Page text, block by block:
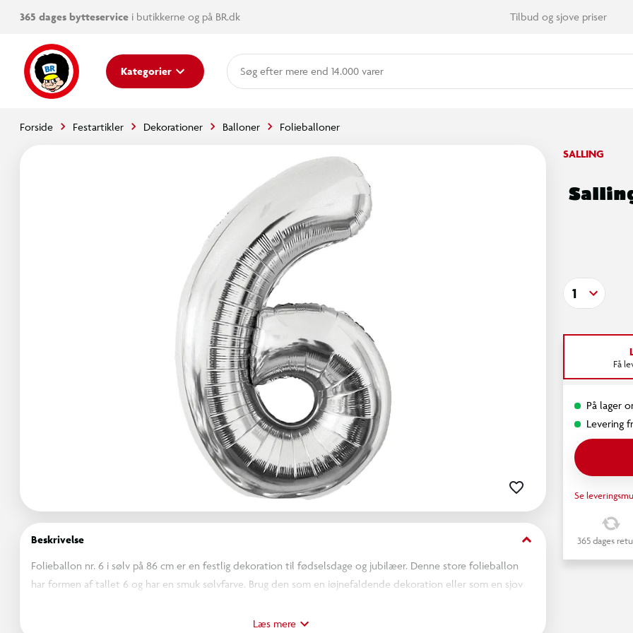
365 dages bytteservice i butikkerne og på BR.dk Tilbud og sjove priser
Kategorier mere end 14.000 varer
Forside Festartikler Dekorationer Balloner Folieballoner
Beskrivelse keyboard_arrow_down
Folieballon nr. 6 i sølv på 86 cm er en festlig dekoration til fødselsdage og jubilæer. Denne store folieballon
har formen af tallet 6 og har en smuk sølvfarve. Brug den som en iøjnefaldende dekoration eller som en sjov
Læs mere
SALLING
1
Få
På lager
Levering
Se
365 dages